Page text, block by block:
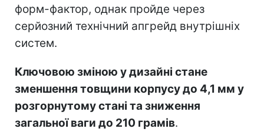
форм-фактор, однак пройде через
серйозний технічний апгрейд внутрішніх
систем.
Ключовою зміною у дизайні стане
зменшення товщини корпусу до 4,1 мм у
розгорнутому стані та зниження
загальної ваги до 210 грамів.